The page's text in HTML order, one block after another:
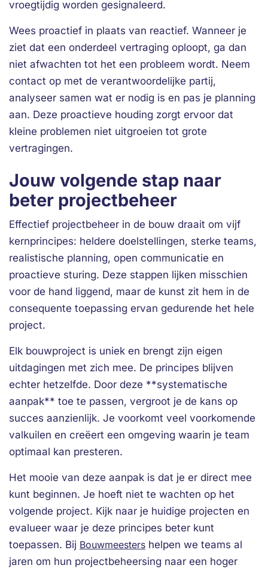
vroegtijdig worden gesignaleerd.
Wees proactief in plaats van reactief. Wanneer je
ziet dat een onderdeel vertraging oploopt, ga dan
niet afwachten tot het een probleem wordt. Neem
contact op met de verantwoordelijke partij,
analyseer samen wat er nodig is en pas je planning
aan. Deze proactieve houding zorgt ervoor dat
kleine problemen niet uitgroeien tot grote
vertragingen.
Jouw volgende stap naar
beter projectbeheer
Effectief projectbeheer in de bouw draait om vijf
kernprincipes: heldere doelstellingen, sterke teams,
realistische planning, open communicatie en
proactieve sturing. Deze stappen lijken misschien
voor de hand liggend, maar de kunst zit hem in de
consequente toepassing ervan gedurende het hele
project.
Elk bouwproject is uniek en brengt zijn eigen
uitdagingen met zich mee. De principes blijven
echter hetzelfde. Door deze **systematische
aanpak** toe te passen, vergroot je de kans op
succes aanzienlijk. Je voorkomt veel voorkomende
valkuilen en creëert een omgeving waarin je team
optimaal kan presteren.
Het mooie van deze aanpak is dat je er direct mee
kunt beginnen. Je hoeft niet te wachten op het
volgende project. Kijk naar je huidige projecten en
evalueer waar je deze principes beter kunt
toepassen. Bij Bouwmeesters helpen we teams al
jaren om hun projectbeheersing naar een hoger